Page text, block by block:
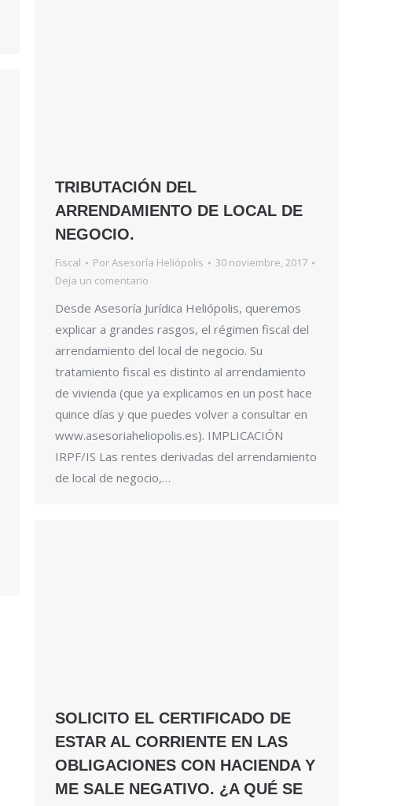
TRIBUTACIÓN DEL
ARRENDAMIENTO DE LOCAL DE
NEGOCIO.
Fiscal PorAsesoría Heliópolis
30 noviembre, 2017
Deja un comentario
Desde Asesoría Jurídica Heliópolis, queremos
explicar a grandes rasgos, el régimen fiscal del
arrendamiento del local de negocio. Su
tratamiento fiscal es distinto al arrendamiento
de vivienda (que ya explicamos en un post hace
quince días y que puedes volver a consultar en
www.asesoriaheliopolis.es). IMPLICACIÓN
IRPF/IS Las rentes derivadas del arrendamiento
de local de negocio,…
SOLICITO EL CERTIFICADO DE
ESTAR AL CORRIENTE EN LAS
OBLIGACIONES CON HACIENDA Y
ME SALE NEGATIVO. ¿A QUÉ SE